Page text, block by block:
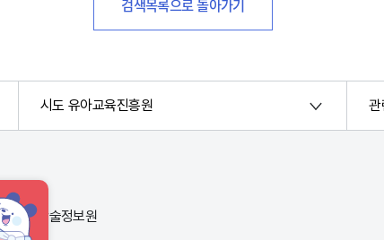
검색목록으로 돌아가기
시도 유아교육진흥원
교육학술정보원